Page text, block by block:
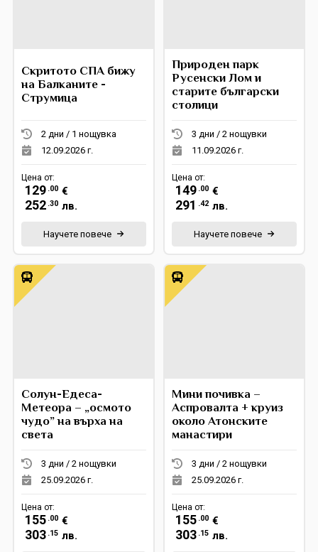
Скритото СПА бижу
на Балканите -
Струмица
2 дни / 1 нощувка
12.09.2026 г.
Цена от:
129 .00 €
252 .30 лв.
Научете повече
Природен парк
Русенски Лом и
старите български
столици
3 дни / 2 нощувки
11.09.2026 г.
Цена от:
149 .00 €
291 .42 лв.
Научете повече
Солун-Едеса-
Метеора – „осмото
чудо” на върха на
света
3 дни / 2 нощувки
25.09.2026 г.
Цена от:
155 .00 €
303 .15 лв.
Мини почивка –
Аспровалта + круиз
около Атонските
манастири
3 дни / 2 нощувки
25.09.2026 г.
Цена от:
155 .00 €
303 .15 лв.